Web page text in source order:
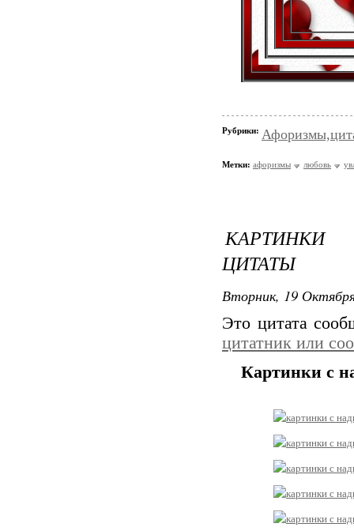
Рубрики:
Метки: афоризмы любовь
КАРТИНКИ
ЦИТАТЫ
Вторник, 19
Это цитата
цитатник или
Картинки с